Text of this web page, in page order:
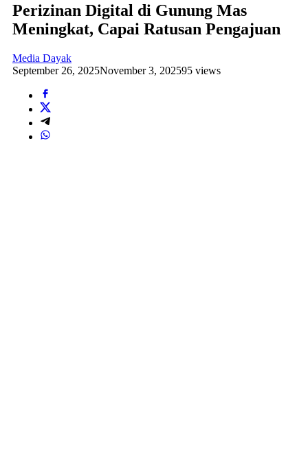
Perizinan Digital di Gunung Mas
Meningkat, Capai Ratusan Pengajuan
Media Dayak
September 26, 2025November 3, 202595 views